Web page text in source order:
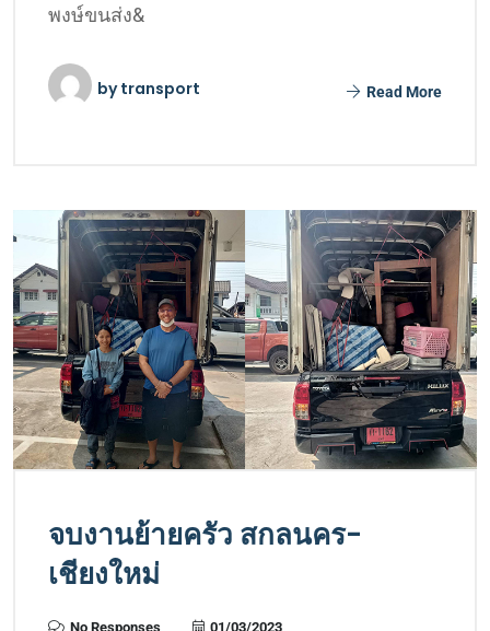
พงษ์ขนส่ง&
bytransport Read More
จบงานย้ายครัว สกลนคร-
เชียงใหม่
No Responses 01/03/2023